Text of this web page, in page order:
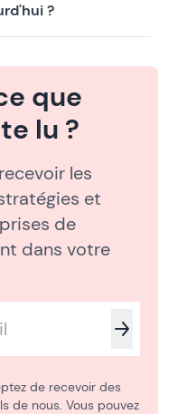
?
que
lu ?
les
et
de
dans votre
de recevoir des
de nous. Vous pouvez